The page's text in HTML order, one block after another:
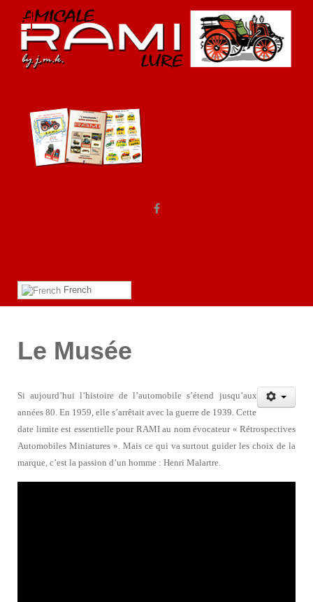
French
Le Musée
Si aujourd’hui l’histoire de l’automobile s’étend jusqu’aux
années 80. En 1959, elle s’arrêtait avec la guerre de 1939. Cette
date limite est essentielle pour RAMI au nom évocateur « Rétrospectives
Automobiles Miniatures ». Mais ce qui va surtout guider les choix de la
marque, c’est la passion d’un homme : Henri Malartre.